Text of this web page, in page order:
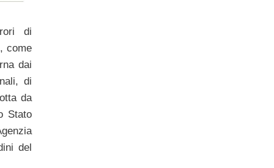
di
come
dai
di
da
Stato
del